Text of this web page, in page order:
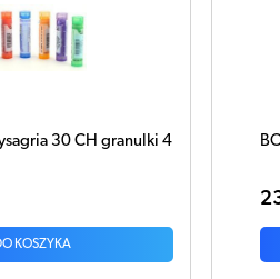
30 CH granulki 4
KOSZYKA